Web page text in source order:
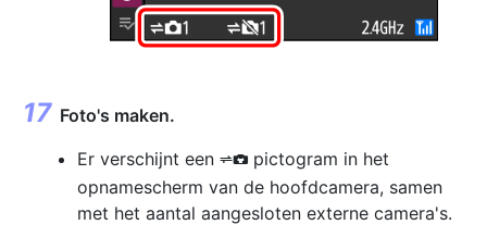
Foto's maken.
Er verschijnt een k pictogram in het
opnamescherm van de hoofdcamera, samen
met het aantal aangesloten externe camera's.